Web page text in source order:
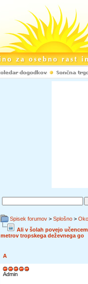
Spisek forumov > Splošno >
Ali v šolah povejo
metrov tropskega deževnega go
A
Admin